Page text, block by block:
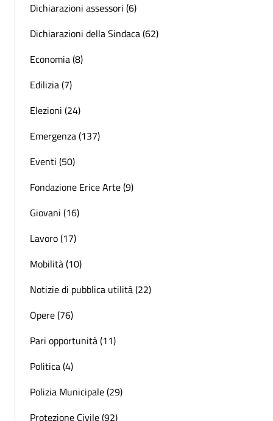
Dichiarazioni assessori (6)
Dichiarazioni della Sindaca (62)
Economia (8)
Edilizia (7)
Elezioni (24)
Emergenza (137)
Eventi (50)
Fondazione Erice Arte (9)
Giovani (16)
Lavoro (17)
Mobilità (10)
Notizie di pubblica utilità (22)
Opere (76)
Pari opportunità (11)
Politica (4)
Polizia Municipale (29)
Protezione Civile (92)